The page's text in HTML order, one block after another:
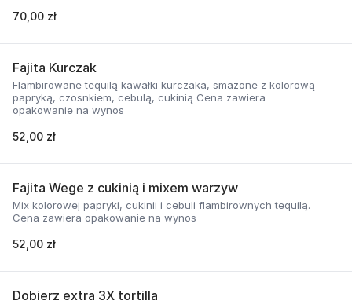
70,00 zł
Fajita Kurczak
Flambirowane tequilą kawałki kurczaka, smażone z kolorową
papryką, czosnkiem, cebulą, cukinią Cena zawiera
opakowanie na wynos
52,00 zł
Fajita Wege z cukinią i mixem warzyw
Mix kolorowej papryki, cukinii i cebuli flambirownych tequilą.
Cena zawiera opakowanie na wynos
52,00 zł
Dobierz extra 3X tortilla